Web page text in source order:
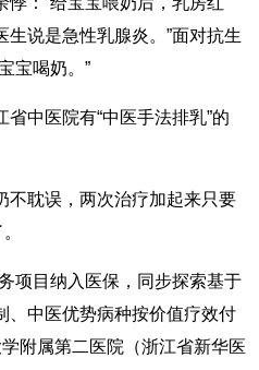
说是急性乳腺炎。”面对抗生
宝喝奶。”
中医院有“中医手法排乳”的
不耽误，两次治疗加起来只要
项目纳入医保，同步探索基于
、中医优势病种按价值疗效付
附属第二医院（浙江省新华医